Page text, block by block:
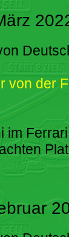
von der
im